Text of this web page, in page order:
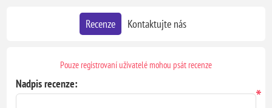
Recenze Kontaktujte nás
Pouze registrovaní uživatelé mohou psát recenze
Nadpis recenze:
*